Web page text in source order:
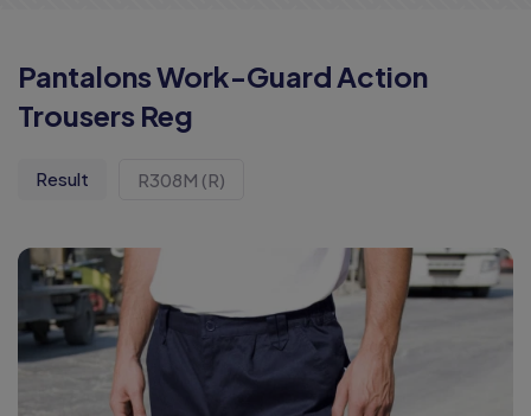
Pantalons Work-Guard Action
Trousers Reg
Result R308M (R)